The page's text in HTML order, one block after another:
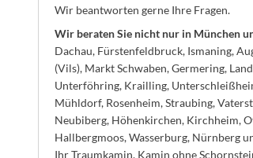
Wir beantworten gerne Ihre Fragen.
Wir beraten Sie nicht nur in München
Dachau, Fürstenfeldbruck, Ismaning,
(Vils), Markt Schwaben, Germering,
Unterföhring, Krailling,
Mühldorf, Rosenheim, Straubing,
Neubiberg, Höhenkirchen, Kirchheim,
Hallbergmoos, Wasserburg, Nürnberg
Ihr Traumkamin, Kamin ohne